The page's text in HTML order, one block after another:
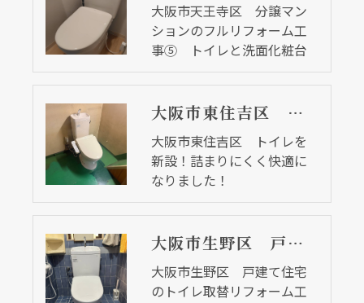
大阪市天王寺区 分譲マン
ションのフルリフォーム工
事⑤ トイレと洗面化粧台
大阪市東住吉区 トイレを新設！詰まりにくく快適になりました！
大阪市東住吉区 トイレを
新設！詰まりにくく快適に
なりました！
大阪市生野区 戸建て住宅のトイレ取替リフォーム工事
大阪市生野区 戸建て住宅
のトイレ取替リフォーム工